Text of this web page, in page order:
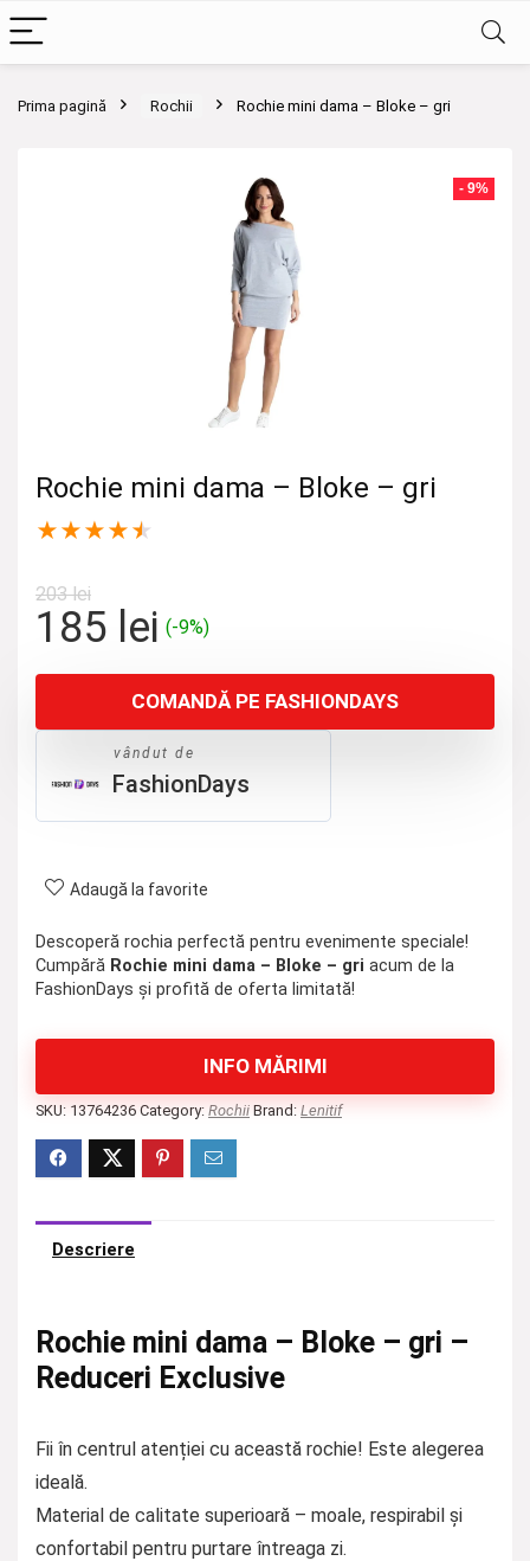
Prima pagină Rochii Rochie mini dama – Bloke – gri
- 9%
Rochie mini dama – Bloke – gri
★★★★★
203lei
Prețul
a
fost:
203 lei.
185 leiPrețul
este:
185 lei.
(-9%)
COMANDĂ PE FASHIONDAYS
vândut de
FashionDays
Adaugă la favorite
Descoperă rochia perfectă pentru evenimente speciale!
Cumpără Rochie mini dama – Bloke – gri acum de la
FashionDays și profită de oferta limitată!
INFO MĂRIMI
SKU: 13764236 Category: Rochii Brand: Lenitif
Descriere
Rochie mini dama – Bloke – gri –
Reduceri Exclusive
Fii în centrul atenției cu această rochie! Este alegerea
ideală.
Material de calitate superioară – moale, respirabil și
confortabil pentru purtare întreaga zi.